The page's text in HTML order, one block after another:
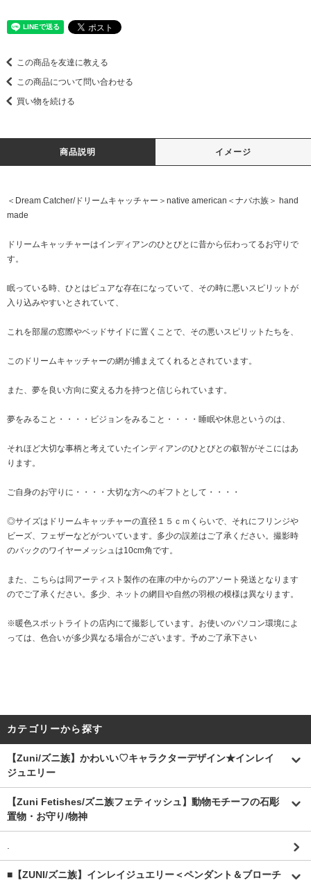
この商品を友達に教える
この商品について問い合わせる
買い物を続ける
商品説明 イメージ
＜Dream Catcher/ドリームキャッチャー＞native american＜ナバホ族＞ hand
made
ドリームキャッチャーはインディアンのひとびとに昔から伝わってるお守りで
す。
眠っている時、ひとはピュアな存在になっていて、その時に悪いスピリットが
入り込みやすいとされていて、
これを部屋の窓際やベッドサイドに置くことで、その悪いスピリットたちを、
このドリームキャッチャーの網が捕まえてくれるとされています。
また、夢を良い方向に変える力を持つと信じられています。
夢をみること・・・・ビジョンをみること・・・・睡眠や休息というのは、
それほど大切な事柄と考えていたインディアンのひとびとの叡智がそこにはあ
ります。
ご自身のお守りに・・・・大切な方へのギフトとして・・・・
◎サイズはドリームキャッチャーの直径１５ｃｍくらいで、それにフリンジや
ビーズ、フェザーなどがついています。多少の誤差はご了承ください。撮影時
のバックのワイヤーメッシュは10cm角です。
また、こちらは同アーティスト製作の在庫の中からのアソート発送となります
のでご了承ください。多少、ネットの網目や自然の羽根の模様は異なります。
※暖色スポットライトの店内にて撮影しています。お使いのパソコン環境によ
っては、色合いが多少異なる場合がございます。予めご了承下さい
カテゴリーから探す
【Zuni/ズニ族】かわいい♡キャラクターデザイン★インレイ
ジュエリー
【Zuni Fetishes/ズニ族フェティッシュ】動物モチーフの石彫
置物・お守り/物神
.
■【ZUNI/ズニ族】インレイジュエリー＜ペンダント＆ブローチ